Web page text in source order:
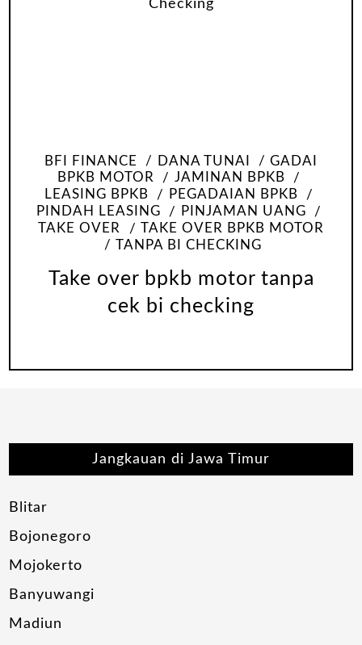
BFI FINANCE DANA TUNAI
GADAI
BPKB MOTOR
JAMINAN BPKB
LEASING BPKB
PEGADAIAN BPKB
PINDAH LEASING
PINJAMAN UANG
TAKE OVER
TAKE OVER BPKB MOTOR
TANPA BI CHECKING
Take over bpkb motor tanpa
cek bi checking
Jangkauan di Jawa Timur
Blitar
Bojonegoro
Mojokerto
Banyuwangi
Madiun